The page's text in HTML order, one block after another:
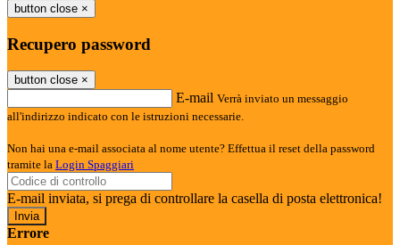
button close ×
Recupero password
button close ×
E-mail Verrà inviato un messaggio
all'indirizzo indicato con le istruzioni necessarie.
Non hai una e-mail associata al nome utente? Effettua il reset della password
tramite la Login Spaggiari
E-mail inviata, si prega di controllare la casella di posta elettronica!
Errore